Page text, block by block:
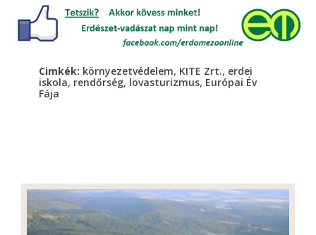
Cimkék: környezetvédelem, KITE Zrt., erdei
iskola, rendőrség, lovasturizmus, Európai Év
Fája